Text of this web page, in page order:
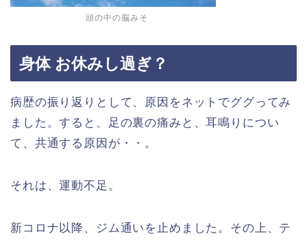
頭の中の脳みそ
身体 お休みし過ぎ？
病歴の振り返りとして、原因をネットでググってみ
ました。すると、足の裏の痛みと、耳鳴りについ
て、共通する原因が・・。
それは、運動不足。
新コロナ以降、ジム通いを止めました。その上、テ